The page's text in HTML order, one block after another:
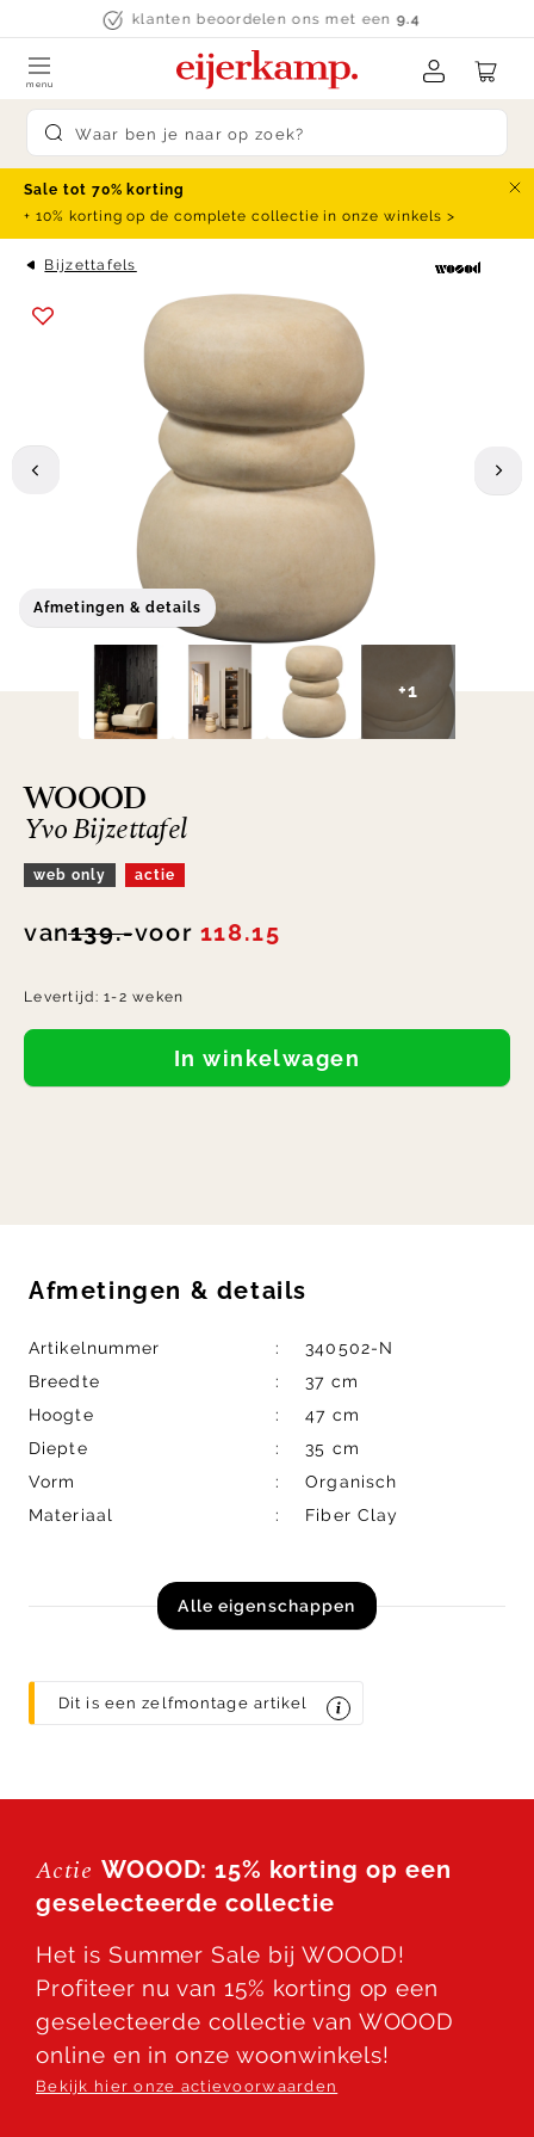
Skip to contentklanten beoordelen ons met een 9.4
Submit search
menu
Sale tot 70% korting
+ 10% korting op de complete collectie in onze winkels >
Bijzettafels
Afmetingen & details
+1
WOOOD
Yvo Bijzettafel
web only actie
van139.-voor 118.15
Levertijd:1-2 weken
In winkelwagen
Afmetingen & details
Artikelnummer
340502-N
Breedte
37 cm
Hoogte
47 cm
Diepte
35 cm
Vorm
Organisch
Materiaal
Fiber Clay
Alle eigenschappen
Dit is een zelfmontage artikel
Actie WOOOD: 15% korting op een
geselecteerde collectie
Het is Summer Sale bij WOOOD!
Profiteer nu van 15% korting op een
geselecteerde collectie van WOOOD
online en in onze woonwinkels!
Bekijk hier onze actievoorwaarden